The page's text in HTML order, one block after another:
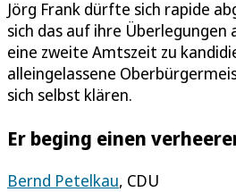
Jörg Frank dürfte sich rapide
sich das auf ihre
eine zweite Amtszeit zu
alleingelassene
sich selbst klären.
Er beging einen
Bernd Petelkau, CDU